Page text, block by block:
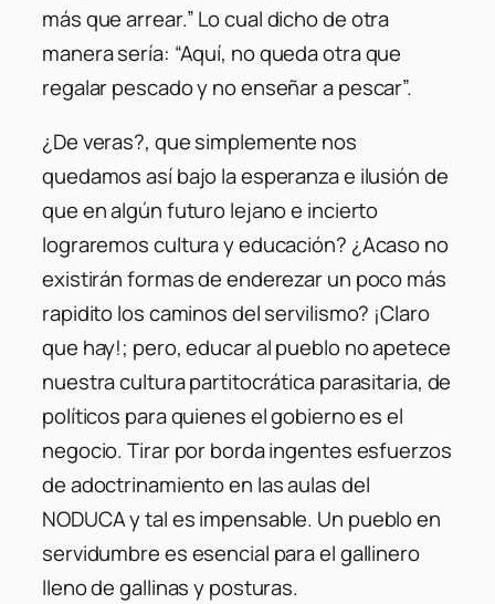
más que arrear.”Lo cual dicho de otra
manera sería: “Aquí, no queda otra que
regalar pescado y no enseñar a pescar”.
¿De veras?, que simplemente nos
quedamos así bajo la esperanza e ilusión de
que en algún futuro lejano e incierto
lograremos cultura y educación? ¿Acaso no
existirán formas de enderezar un poco más
rapidito los caminos del servilismo? ¡Claro
que hay!; pero, educar al pueblo no apetece
nuestra cultura partitocrática parasitaria, de
políticos para quienes el gobierno es el
negocio. Tirar por borda ingentes esfuerzos
de adoctrinamiento en las aulas del
NODUCA y tal es impensable. Un pueblo en
servidumbre es esencial para el gallinero
lleno de gallinas y posturas.